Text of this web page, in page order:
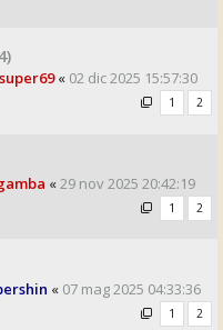
« 02 dic 2025 15:57:30
1 2
«29 nov 2025 20:42:19
1 2
« 07 mag 2025 04:33:36
1 2